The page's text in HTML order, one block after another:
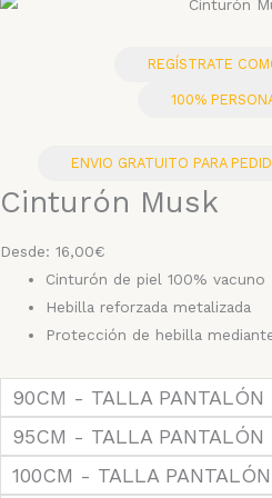
REGÍSTRATE
100%
ENVIO GRATUITO PARA
Cinturón Musk
Desde: 16,00€
Cinturón de piel 100% vacuno
Hebilla reforzada metalizada
Protección de hebilla
90CM - TALLA
95CM - TALLA
100CM - TALLA
Cinturón
Musk
cantidad